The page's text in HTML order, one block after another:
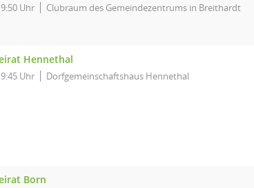
Uhr Clubraum des Gemeindezentrums in Breithardt
Hennethal
Uhr Dorfgemeinschaftshaus Hennethal
Born